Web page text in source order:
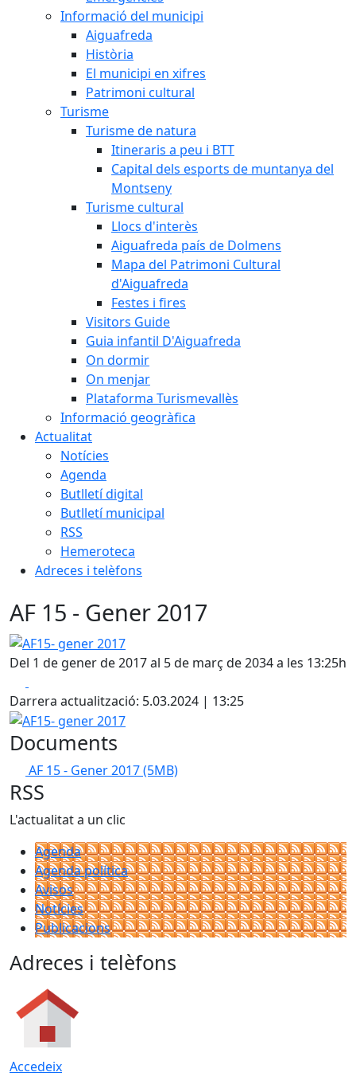
Informació del municipi
Aiguafreda
Història
El municipi en xifres
Patrimoni cultural
Turisme
Turisme de natura
Itineraris a peu i BTT
Capital dels esports de muntanya del
Montseny
Turisme cultural
Llocs d'interès
Aiguafreda país de Dolmens
Mapa del Patrimoni Cultural
d'Aiguafreda
Festes i fires
Visitors Guide
Guia infantil D'Aiguafreda
On dormir
On menjar
Plataforma Turismevallès
Informació geogràfica
Actualitat
Notícies
Agenda
Butlletí digital
Butlletí municipal
RSS
Hemeroteca
Adreces i telèfons
AF 15 - Gener 2017
AF15- gener 2017
Del 1 de gener de 2017 al 5 de març de 2034 a les 13:25h
Darrera actualització: 5.03.2024 | 13:25
AF15- gener 2017
Documents
AF 15 - Gener 2017(5MB)
RSS
L'actualitat a un clic
Agenda
Agenda política
Avisos
Notícies
Publicacions
Adreces i telèfons
Accedeix